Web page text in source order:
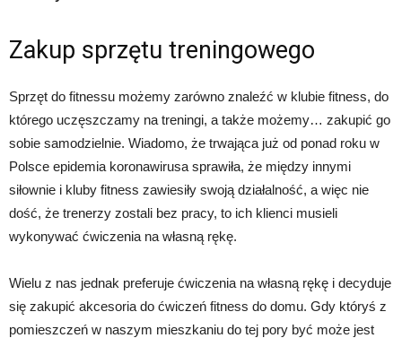
Zakup sprzętu treningowego
Sprzęt do fitnessu możemy zarówno znaleźć w klubie fitness, do
którego uczęszczamy na treningi, a także możemy… zakupić go
sobie samodzielnie. Wiadomo, że trwająca już od ponad roku w
Polsce epidemia koronawirusa sprawiła, że między innymi
siłownie i kluby fitness zawiesiły swoją działalność, a więc nie
dość, że trenerzy zostali bez pracy, to ich klienci musieli
wykonywać ćwiczenia na własną rękę.
Wielu z nas jednak preferuje ćwiczenia na własną rękę i decyduje
się zakupić akcesoria do ćwiczeń fitness do domu. Gdy któryś z
pomieszczeń w naszym mieszkaniu do tej pory być może jest